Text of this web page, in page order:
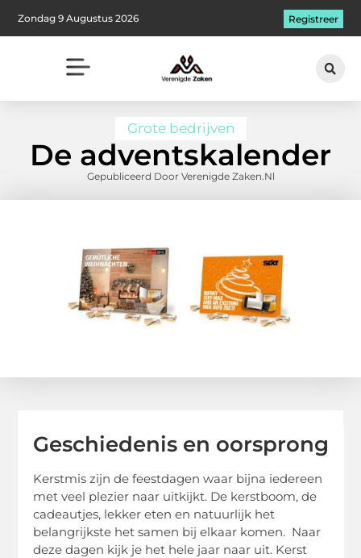
Zondag 9 Augustus 2026 Registreer
Grote bedrijven
De adventskalender
Gepubliceerd Door Verenigde Zaken.nl
Geschiedenis en oorsprong
Kerstmis zijn de feestdagen waar bijna iedereen
met veel plezier naar uitkijkt. De kerstboom, de
cadeautjes, lekker eten en natuurlijk het
belangrijkste het samen bij elkaar komen. Naar
deze dagen kijk je het hele jaar naar uit. Kerst